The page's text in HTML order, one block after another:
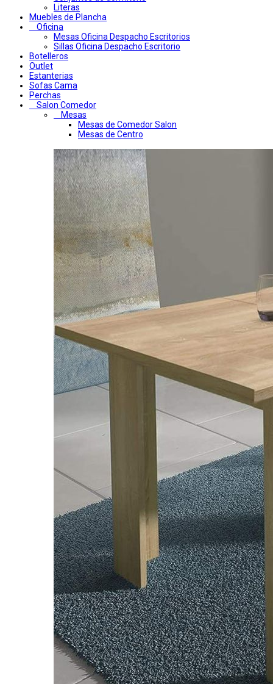
Literas
Muebles de Plancha
Oficina
Mesas Oficina Despacho Escritorios
Sillas Oficina Despacho Escritorio
Botelleros
Outlet
Estanterias
Sofas Cama
Perchas
Salon Comedor
Mesas
Mesas de Comedor Salon
Mesas de Centro